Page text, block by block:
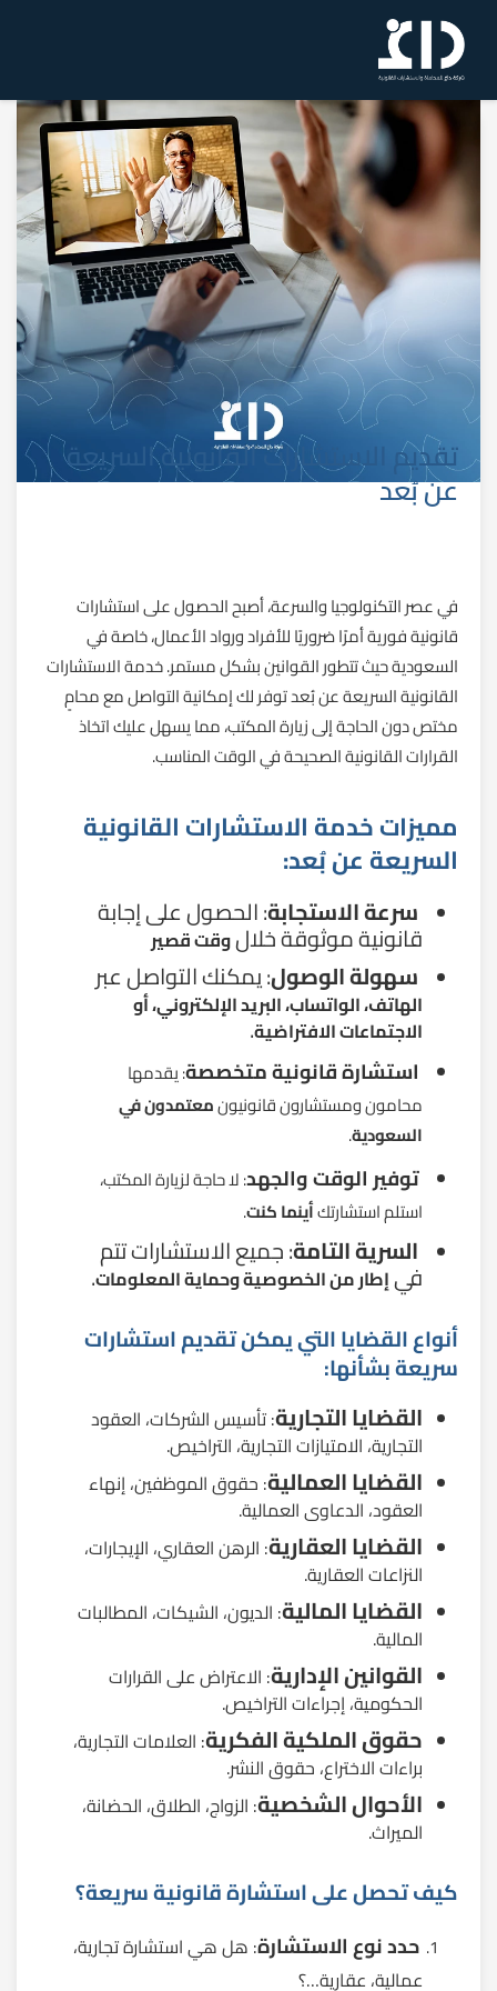
تقديم الاستشارات القانونية السريعة
عن بُعد
في عصر التكنولوجيا والسرعة، أصبح الحصول على استشارات
قانونية فورية أمرًا ضروريًا للأفراد ورواد الأعمال، خاصة في
السعودية حيث تتطور القوانين بشكل مستمر. خدمة الاستشارات
القانونية السريعة عن بُعد توفر لك إمكانية التواصل مع محامٍ
مختص دون الحاجة إلى زيارة المكتب، مما يسهل عليك اتخاذ
القرارات القانونية الصحيحة في الوقت المناسب.
مميزات خدمة الاستشارات القانونية
السريعة عن بُعد:
سرعة الاستجابة: الحصول على إجابة
قانونية موثوقة خلالوقت قصير
سهولة الوصول: يمكنك التواصل عبر
الهاتف، الواتساب، البريد الإلكتروني، أو
الاجتماعات الافتراضية.
استشارة قانونية متخصصة: يقدمها
محامون ومستشارون قانونيونمعتمدون في
السعودية.
توفير الوقت والجهد: لا حاجة لزيارة المكتب،
استلم استشارتكأينما كنت.
السرية التامة: جميع الاستشارات تتم
فيإطار من الخصوصية وحماية المعلومات.
أنواع القضايا التي يمكن تقديم استشارات
سريعة بشأنها:
القضايا التجارية: تأسيس الشركات، العقود
التجارية، الامتيازات التجارية، التراخيص.
القضايا العمالية: حقوق الموظفين، إنهاء
العقود، الدعاوى العمالية.
القضايا العقارية: الرهن العقاري، الإيجارات،
النزاعات العقارية.
القضايا المالية: الديون، الشيكات، المطالبات
المالية.
القوانين الإدارية: الاعتراض على القرارات
الحكومية، إجراءات التراخيص.
حقوق الملكية الفكرية: العلامات التجارية،
براءات الاختراع، حقوق النشر.
الأحوال الشخصية: الزواج، الطلاق، الحضانة،
الميراث.
كيف تحصل على استشارة قانونية سريعة؟
حدد نوع الاستشارة: هل هي استشارة تجارية،
عمالية، عقارية…؟